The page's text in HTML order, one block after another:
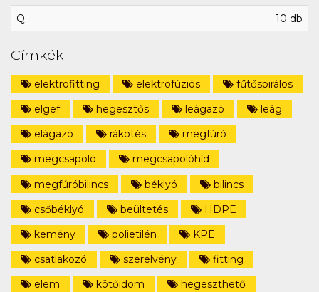
Q 10 db
Címkék
elektrofitting elektrofúziós
fűtőspirálos
elgef
hegesztős leágazó
leág
elágazó
rákötés
megfúró
megcsapoló
megcsapolóhíd
megfúróbilincs
béklyó
bilincs
csőbéklyó
beültetés
HDPE
kemény
polietilén
KPE
csatlakozó
szerelvény
fitting
elem
kötőidom
hegeszthető